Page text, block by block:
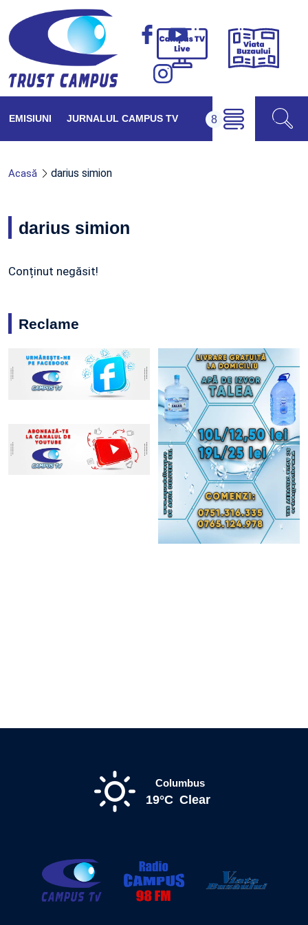
Campus
Viața
EMISIUNI JURNALUL CAMPUS TV
Acasă darius simion
darius simion
Conținut negăsit!
Reclame
Columbus
19°C Clear